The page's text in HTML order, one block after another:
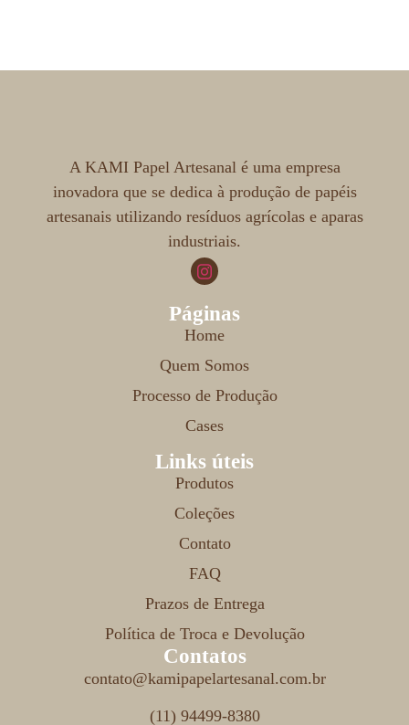
A KAMI Papel Artesanal é uma empresa
inovadora que se dedica à produção de papéis
artesanais utilizando resíduos agrícolas e aparas
industriais.
Páginas
Home
Quem Somos
Processo de Produção
Cases
Links úteis
Produtos
Coleções
Contato
FAQ
Prazos de Entrega
Política de Troca e Devolução
Contatos
contato@kamipapelartesanal.com.br
(11) 94499-8380